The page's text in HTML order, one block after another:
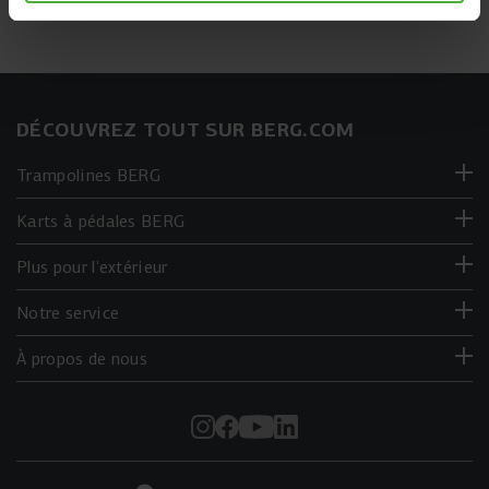
DÉCOUVREZ TOUT SUR BERG.COM
Trampolines BERG
Karts à pédales BERG
Plus pour l'extérieur
Notre service
À propos de nous